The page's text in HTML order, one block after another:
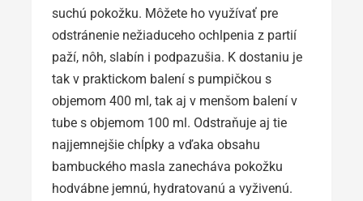
suchú pokožku. Môžete ho využívať pre
odstránenie nežiaduceho ochlpenia z partií
paží, nôh, slabín i podpazušia. K dostaniu je
tak v praktickom balení s pumpičkou s
objemom 400 ml, tak aj v menšom balení v
tube s objemom 100 ml. Odstraňuje aj tie
najjemnejšie chĺpky a vďaka obsahu
bambuckého masla zanecháva pokožku
hodvábne jemnú, hydratovanú a vyživenú.